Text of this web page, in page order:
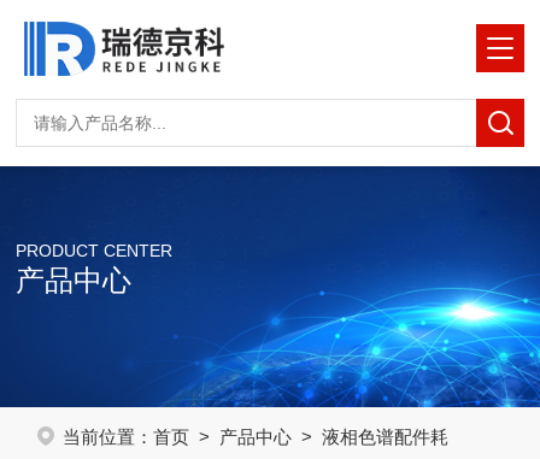
PRODUCT CENTER
产品中心
当前位置： 首页> 产品中心> 液相色谱配件耗